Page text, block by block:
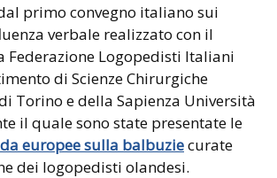
primo convegno italiano sui
verbale realizzato con il
Federazione Logopedisti Italiani
di Scienze Chirurgiche
Torino e della Sapienza Università
il quale sono state presentate le
europee sulla balbuziecurate
dei logopedisti olandesi.